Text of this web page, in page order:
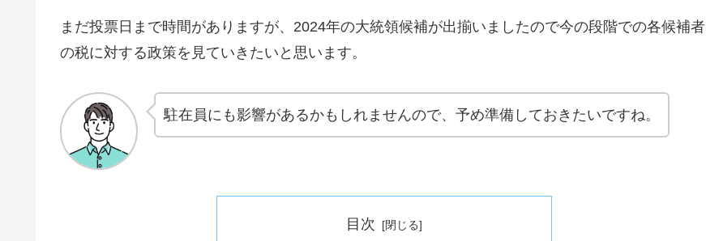
まだ投票日まで時間がありますが、2024年の大統領候補が出揃いましたので今の段階での各候補者
の税に対する政策を見ていきたいと思います。
駐在員にも影響があるかもしれませんので、予め準備しておきたいですね。
目次